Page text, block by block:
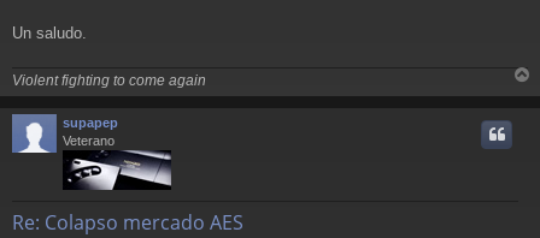
Un saludo.
Violent fighting to come again
r
supapep
Veterano
Re: Colapso mercado AES